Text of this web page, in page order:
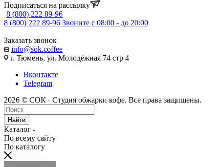
Подписаться на рассылку
8 (800) 222 89-96
8 (800) 222 89-96 Звоните с 08:00 - до 20:00
Заказать звонок
info@sok.coffee
г. Тюмень, ул. Молодёжная 74 стр 4
Вконтакте
Telegram
2026 © СОК - Студия обжарки кофе. Все права защищены.
Найти
Каталог
По всему сайту
По каталогу